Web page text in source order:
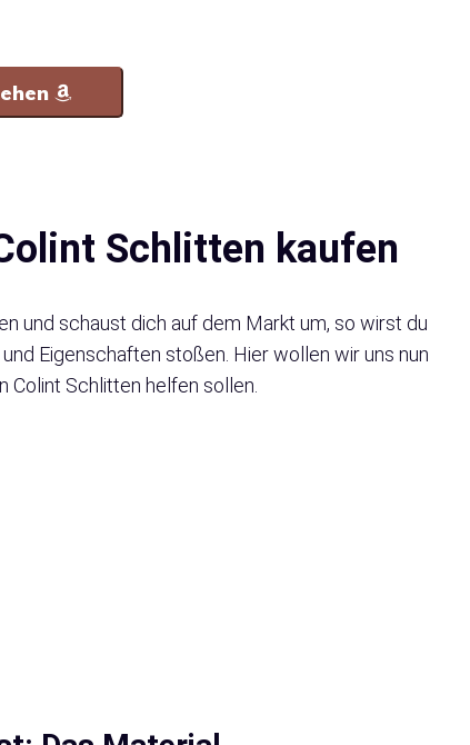
Schlitten kaufen
und schaust dich auf dem Markt um, so wirst du
Eigenschaften stoßen. Hier wollen wir uns nun
Colint Schlitten helfen sollen.